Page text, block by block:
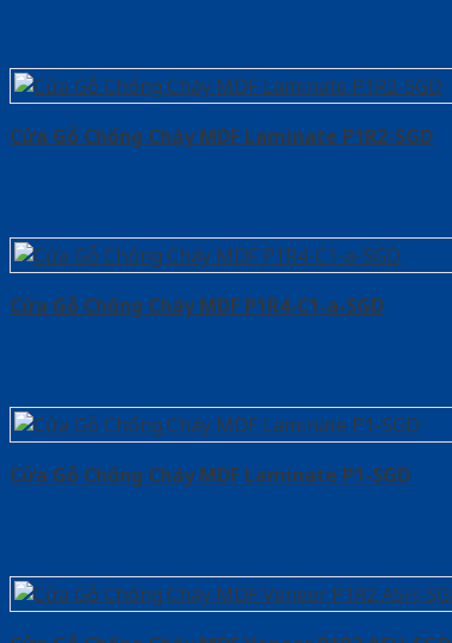
Cửa Gỗ Chống Cháy MDF Laminate P1R2-SGD
Cửa Gỗ Chống Cháy MDF P1R4-C1-a-SGD
Cửa Gỗ Chống Cháy MDF Laminate P1-SGD